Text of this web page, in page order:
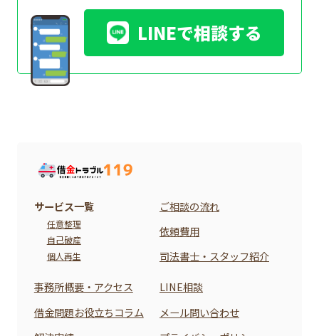
LINEで相談する
サービス一覧
任意整理
自己破産
個人再生
ご相談の流れ
依頼費用
司法書士・スタッフ紹介
事務所概要・アクセス
借金問題お役立ちコラム
LINE相談
メール問い合わせ